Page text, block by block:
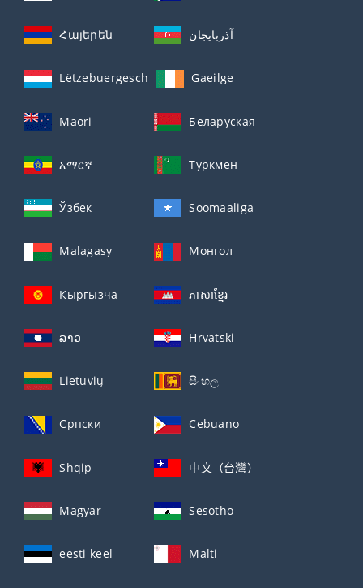
Հայերեն آذربايجان
Lëtzebuergesch Gaeilge
Maori Беларуская
አማርኛ Туркмен
Ўзбек Soomaaliga
Malagasy Монгол
Кыргызча ភាសាខ្មែរ
ລາວ Hrvatski
Lietuvių සිංහල
Српски Cebuano
Shqip 中文（台灣）
Magyar Sesotho
eesti keel Malti